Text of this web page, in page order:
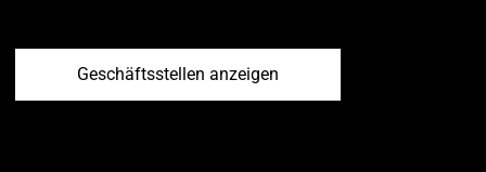
Geschäftsstellen anzeigen